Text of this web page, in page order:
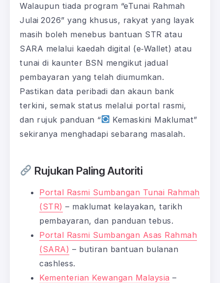
Walaupun tiada program “eTunai Rahmah
Julai 2026” yang khusus, rakyat yang layak
masih boleh menebus bantuan STR atau
SARA melalui kaedah digital (e‑Wallet) atau
tunai di kaunter BSN mengikut jadual
pembayaran yang telah diumumkan.
Pastikan data peribadi dan akaun bank
terkini, semak status melalui portal rasmi,
dan rujuk panduan “
Kemaskini Maklumat”
sekiranya menghadapi sebarang masalah.
Rujukan Paling Autoriti
Portal Rasmi Sumbangan Tunai Rahmah
(STR) – maklumat kelayakan, tarikh
pembayaran, dan panduan tebus.
Portal Rasmi Sumbangan Asas Rahmah
(SARA) – butiran bantuan bulanan
cashless.
Kementerian Kewangan Malaysia –